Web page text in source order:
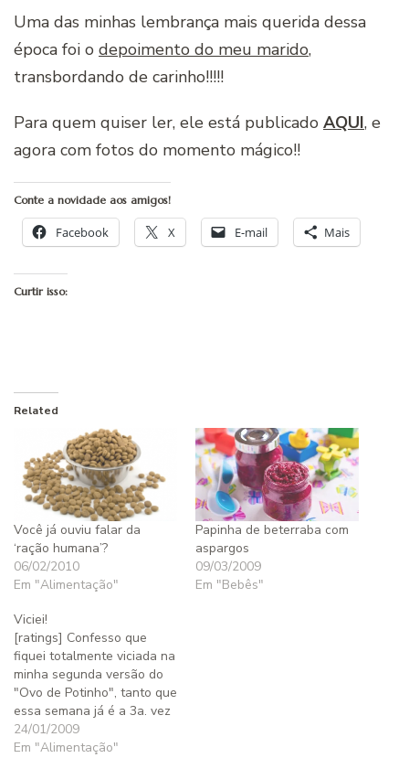
Uma das minhas lembrança mais querida dessa
época foi o depoimento do meu marido,
transbordando de carinho!!!!!
Para quem quiser ler, ele está publicado AQUI, e
agora com fotos do momento mágico!!
Conte a novidade aos amigos!
Facebook X E-mail Mais
Curtir isso:
Related
Você já ouviu falar da
‘ração humana’?
06/02/2010
Em "Alimentação"
Papinha de beterraba com
aspargos
09/03/2009
Em "Bebês"
Viciei!
[ratings] Confesso que
fiquei totalmente viciada na
minha segunda versão do
"Ovo de Potinho", tanto que
essa semana já é a 3a. vez
que preparo para o jantar -
uma opção prática,
24/01/2009
Em "Alimentação"